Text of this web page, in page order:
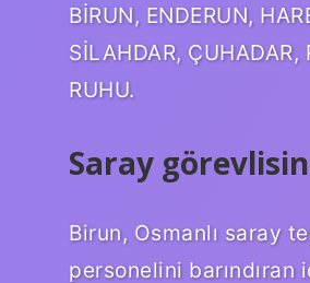
BİRUN, ENDERUN,
SİLAHDAR, ÇUHADAR,
RUHU.
Saray
Birun, Osmanlı saray
personelini barındıran